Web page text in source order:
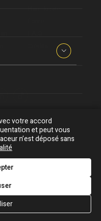
- Tous droits réservés |
Gestion des cookies|Dernière
2026
votre accord
et peut vous
n’est déposé sans